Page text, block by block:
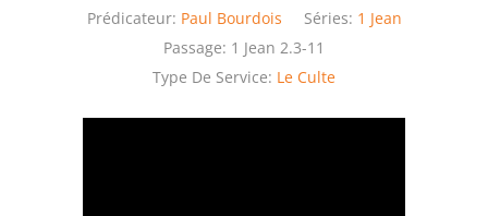
Prédicateur: Paul Bourdois Séries: 1 Jean
Passage: 1 Jean 2.3-11
Type De Service: Le Culte